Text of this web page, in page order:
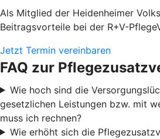
Als Mitglied der Heidenheimer
Beitragsvorteile bei der R+V-
Jetzt Termin vereinbaren
FAQ zur
Wie hoch sind die
gesetzlichen Leistungen bzw. mit
muss ich rechnen?
Wie erhöht sich die